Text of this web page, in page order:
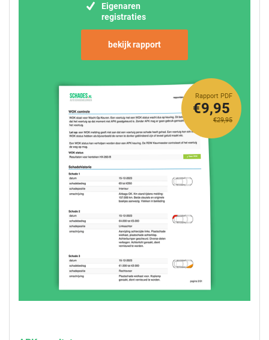
Eigenaren
registraties
bekijk rapport
Rapport PDF
€29,95
€9,95